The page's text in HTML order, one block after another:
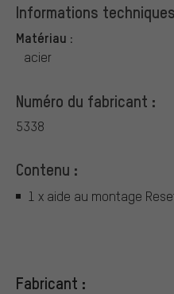
Informations
Matériau :
acier
Numéro du fabricant :
5338
Contenu :
1 x aide au montage
Fabricant :